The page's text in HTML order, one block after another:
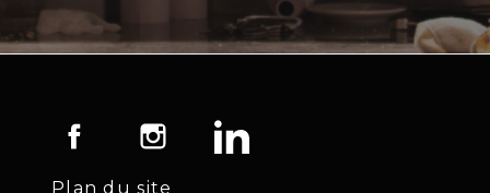
Facebook Instagram
Plan du site